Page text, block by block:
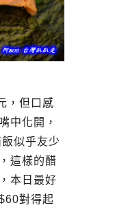
，但口感
中化開，
似乎友少
這樣的醋
本日最好
對得起